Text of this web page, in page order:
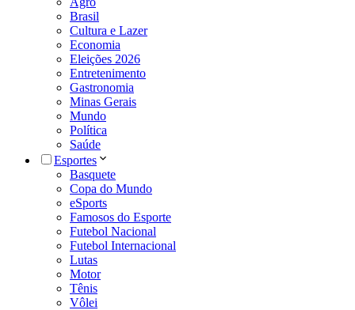
Brasil
Cultura e Lazer
Economia
Eleições 2026
Entretenimento
Gastronomia
Minas Gerais
Mundo
Política
Saúde
Esportes
Basquete
Copa do Mundo
eSports
Famosos do Esporte
Futebol Nacional
Futebol Internacional
Lutas
Motor
Tênis
Vôlei